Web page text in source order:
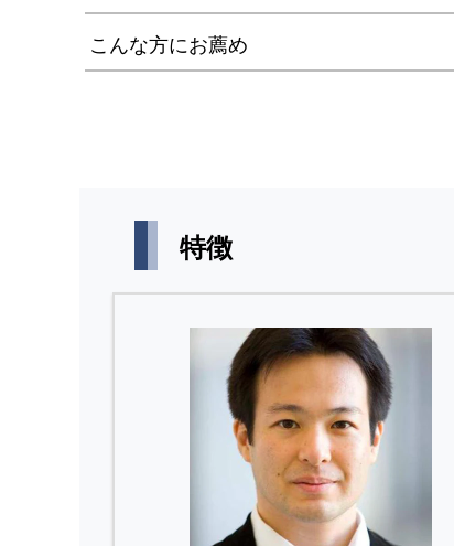
こんな方にお薦め
特徴